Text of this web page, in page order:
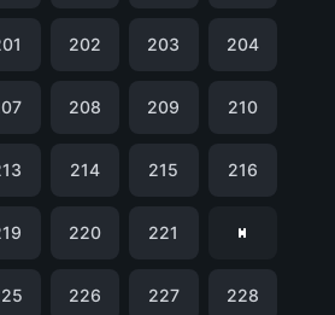
202 203 204
208 209 210
214 215 216
220 221
226 227 228